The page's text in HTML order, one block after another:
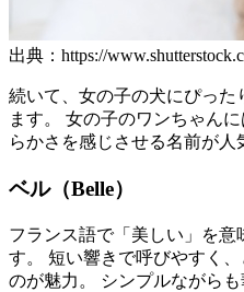
出典：https://
続いて、女の子の犬にぴった
ます。 女の子のワンちゃん
らかさを感じさせる名前が人
ベル（Belle）
フランス語で「美しい」を
す。 短い響きで呼びやすく
のが魅力。 シンプルながら